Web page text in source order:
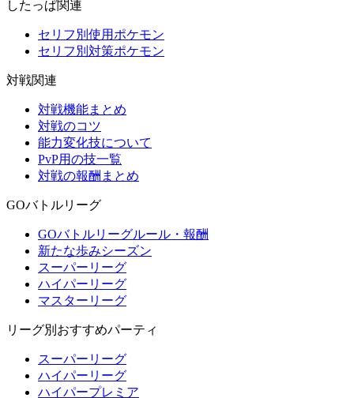
したっぱ関連
セリフ別使用ポケモン
セリフ別対策ポケモン
対戦関連
対戦機能まとめ
対戦のコツ
能力変化技について
PvP用の技一覧
対戦の報酬まとめ
GOバトルリーグ
GOバトルリーグルール・報酬
新たな歩みシーズン
スーパーリーグ
ハイパーリーグ
マスターリーグ
リーグ別おすすめパーティ
スーパーリーグ
ハイパーリーグ
ハイパープレミア